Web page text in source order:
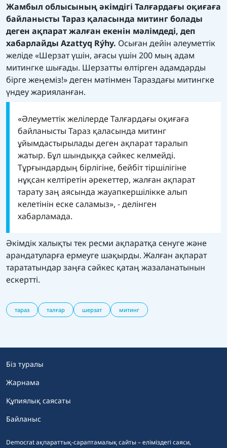
Жамбыл облысының әкімдігі Талғардағы оқиғаға
байланысты Тараз қаласында митинг болады
деген ақпарат жалған екенін мәлімдеді, деп
хабарлайды Azattyq Rýhy. Осыған дейін әлеуметтік
желіде «Шерзат үшін, ағасы үшін 200 мың адам
митингке шығады. Шерзатты өлтірген адамдарды
бірге жеңеміз!» деген мәтінмен Тараздағы митингке
үндеу жарияланған.
«Әлеуметтік желілерде Талғардағы оқиғаға
байланысты Тараз қаласында митинг
ұйымдастырылады деген ақпарат таралып
жатыр. Бұл шындыққа сәйкес келмейді.
Тұрғындардың бірлігіне, бейбіт тіршілігіне
нұқсан келтіретін әрекеттер, жалған ақпарат
тарату заң аясында жауапкершілікке алып
келетінін еске саламыз», - делінген
хабарламада.
Әкімдік халықты тек ресми ақпаратқа сенуге және
арандатуларға ермеуге шақырды. Жалған ақпарат
тарататындар заңға сәйкес қатаң жазаланатынын
ескертті.
тараз талғар шерзат митинг
Democrat ақпараттық-сараптамалық сайты – еліміздегі саяси,
Біз туралы
Жарнама
Құпиялық саясаты
Байланыс